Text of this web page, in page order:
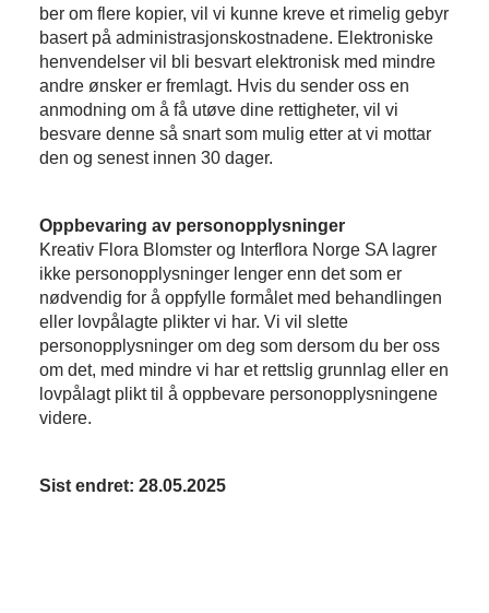
ber om flere kopier, vil vi kunne kreve et rimelig gebyr
basert på administrasjonskostnadene. Elektroniske
henvendelser vil bli besvart elektronisk med mindre
andre ønsker er fremlagt. Hvis du sender oss en
anmodning om å få utøve dine rettigheter, vil vi
besvare denne så snart som mulig etter at vi mottar
den og senest innen 30 dager.
Oppbevaring av personopplysninger
Kreativ Flora Blomster og Interflora Norge SA lagrer
ikke personopplysninger lenger enn det som er
nødvendig for å oppfylle formålet med behandlingen
eller lovpålagte plikter vi har. Vi vil slette
personopplysninger om deg som dersom du ber oss
om det, med mindre vi har et rettslig grunnlag eller en
lovpålagt plikt til å oppbevare personopplysningene
videre.
Sist endret: 28.05.2025